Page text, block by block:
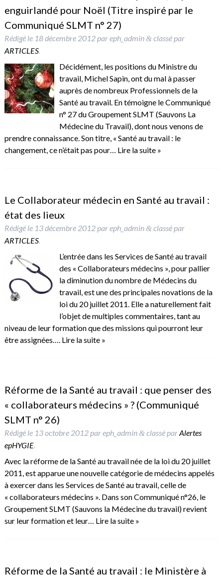
enguirlandé pour Noël (Titre inspiré par le
Communiqué SLMT n° 27)
Rédigé le 18 décembre 2012pareph_admin &classé par
ARTICLES.
Décidément, les positions du Ministre du
travail, Michel Sapin, ont du mal à passer
auprès de nombreux Professionnels de la
Santé au travail. En témoigne le Communiqué
n° 27 du Groupement SLMT (Sauvons La
Médecine du Travail), dont nous venons de
prendre connaissance. Son titre, « Santé au travail : le
changement, ce n’était pas pour… Lire la suite »
Le Collaborateur médecin en Santé au travail :
état des lieux
Rédigé le 13 décembre 2012pareph_admin &classé par
ARTICLES.
L’entrée dans les Services de Santé au travail
des « Collaborateurs médecins », pour pallier
la diminution du nombre de Médecins du
travail, est une des principales novations de la
loi du 20 juillet 2011. Elle a naturellement fait
l’objet de multiples commentaires, tant au
niveau de leur formation que des missions qui pourront leur
être assignées…. Lire la suite »
Réforme de la Santé au travail : que penser des
« collaborateurs médecins » ? (Communiqué
SLMT n° 26)
Rédigé le 13 octobre 2012pareph_admin &classé parAlertes
epHYGIE.
Avec la réforme de la Santé au travail née de la loi du 20 juillet
2011, est apparue une nouvelle catégorie de médecins appelés
à exercer dans les Services de Santé au travail, celle de
« collaborateurs médecins ». Dans son Communiqué n°26, le
Groupement SLMT (Sauvons la Médecine du travail) revient
sur leur formation et leur… Lire la suite »
Réforme de la Santé au travail : le Ministère à